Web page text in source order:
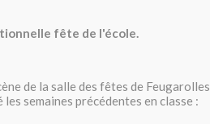
fête de l'école.
de la salle des fêtes de Feugarolles
semaines précédentes en classe :